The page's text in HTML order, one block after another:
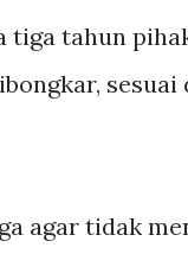
tiga tahun
agar tidak